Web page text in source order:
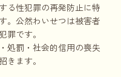
る性犯罪の再発防止に特
。公然わいせつは被害者
罪です。
処罰・社会的信用の喪失
きます。